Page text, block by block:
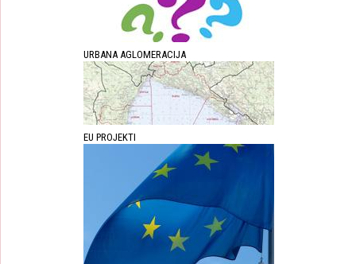
URBANA AGLOMERACIJA
EU PROJEKTI